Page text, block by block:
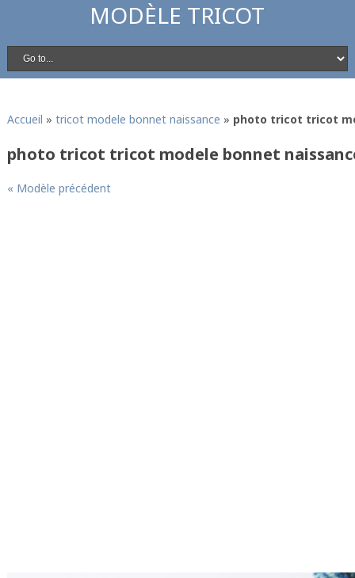
MODÈLE TRICOT
Accueil » tricot modele bonnet naissance » photo tricot tricot
photo tricot tricot modele bonnet
« Modèle précédent